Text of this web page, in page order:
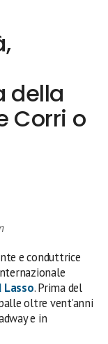
della
Corri o
e conduttrice
Lasso. Prima del
oltre vent’anni
e in